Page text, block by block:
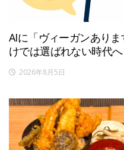
AIに「ヴィーガンあり
けでは選ばれない時代へ
2026年8月5日